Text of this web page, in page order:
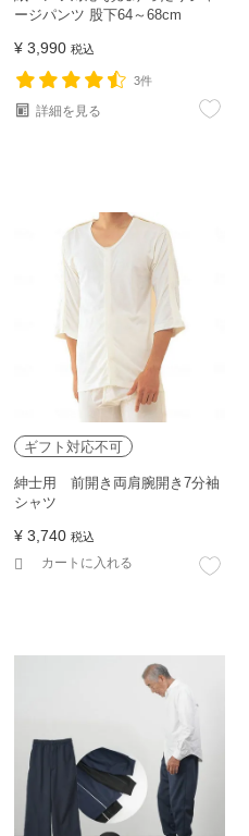
ージパンツ 股下64～68cm
¥ 3,990 税込
3件
詳細を見る
ギフト対応不可
紳士用 前開き両肩腕開き7分袖
シャツ
¥ 3,740 税込
カートに入れる